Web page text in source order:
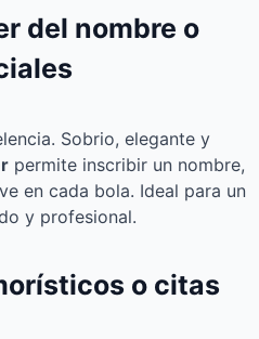
del nombre o
Sobrio, elegante y
permite inscribir un nombre,
en cada bola. Ideal para un
y profesional.
o citas